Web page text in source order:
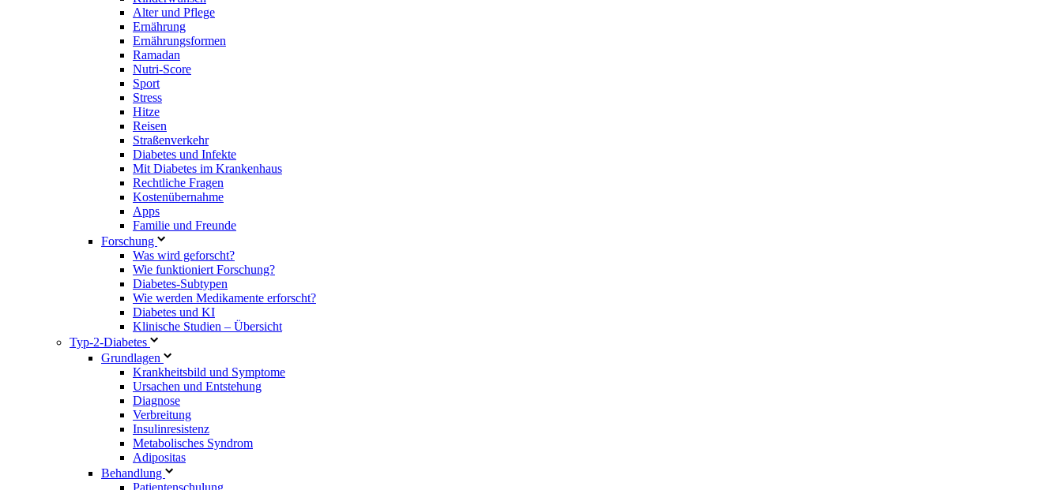
Alter und Pflege
Ernährung
Ernährungsformen
Ramadan
Nutri-Score
Sport
Stress
Hitze
Reisen
Straßenverkehr
Diabetes und Infekte
Mit Diabetes im Krankenhaus
Rechtliche Fragen
Kostenübernahme
Apps
Familie und Freunde
Forschung
Was wird geforscht?
Wie funktioniert Forschung?
Diabetes-Subtypen
Wie werden Medikamente erforscht?
Diabetes und KI
Klinische Studien – Übersicht
Typ-2-Diabetes
Grundlagen
Krankheitsbild und Symptome
Ursachen und Entstehung
Diagnose
Verbreitung
Insulinresistenz
Metabolisches Syndrom
Adipositas
Behandlung
Patientenschulung